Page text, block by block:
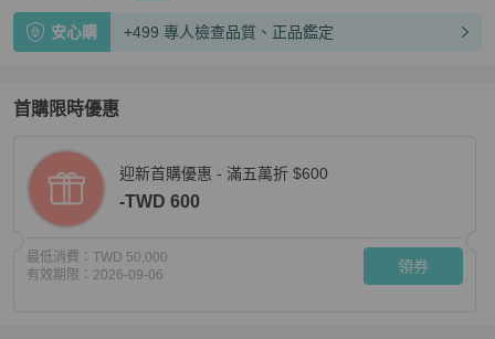
安心購 +499 專人檢查品質、正品鑑定
首購限時優惠
迎新首購優惠 - 滿五萬折 $600
-TWD 600
最低消費： TWD 50,000
有效期限： 2026-09-06 領券